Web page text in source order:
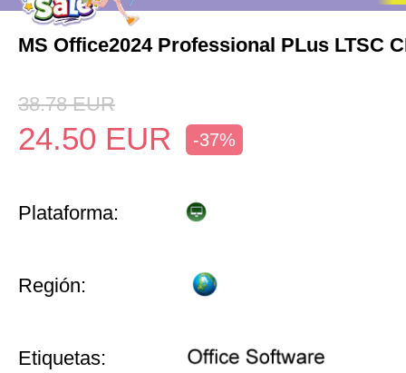
MS Office2024 Professional PLus LTSC
38.78 EUR
24.50 EUR -37%
Plataforma:
Región:
Etiquetas: